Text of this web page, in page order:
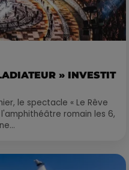
» INVESTIT
le spectacle « Le Rêve
romain les 6,